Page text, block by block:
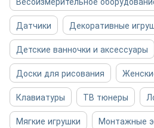
Датчики
Декоративные
Детские ванночки и аксессуары
Доски для рисования
Клавиатуры
ТВ тюнеры
Мягкие игрушки
Монтажные